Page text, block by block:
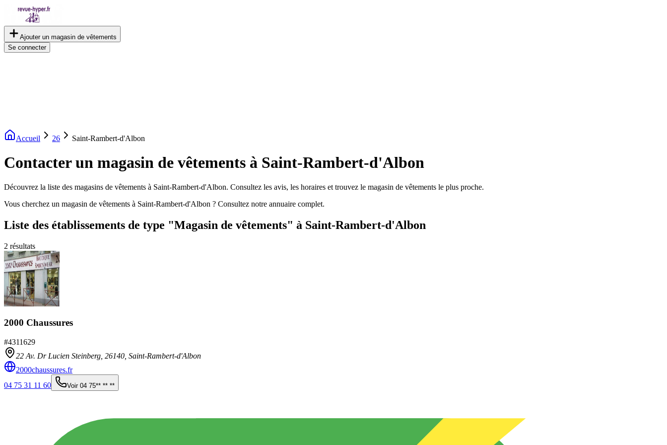
Ajouter un magasin de vêtements
Se connecter
Accueil 26 Saint-Rambert-d'Albon
Contacter un magasin de vêtements à Saint-Rambert-d'Albon
Découvrez la liste des magasins de vêtements à Saint-Rambert-d'Albon. Consultez les avis, les horaires et trouvez le magasin de vêtements le plus proche.
Vous cherchez un magasin de vêtements à Saint-Rambert-d'Albon ? Consultez notre annuaire complet.
Liste des établissements de type "Magasin de vêtements" à Saint-Rambert-d'Albon
2 résultats
2000 Chaussures
#4311629
22 Av. Dr Lucien Steinberg, 26140 Saint-Rambert-d'Albon
2000chaussures.fr
04 75 31 11 60
Voir 04 75** ** **